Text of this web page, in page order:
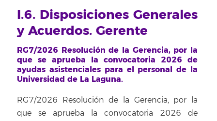
I.6. Disposiciones Generales
y Acuerdos. Gerente
RG7/2026 Resolución de la Gerencia, por la
que se aprueba la convocatoria 2026 de
ayudas asistenciales para el personal de la
Universidad de La Laguna.
RG7/2026 Resolución de la Gerencia, por la
que se aprueba la convocatoria 2026 de